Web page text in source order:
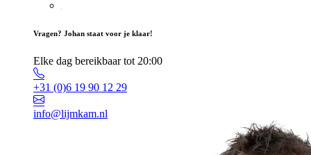
Vragen? Johan staat voor je klaar!
Elke dag bereikbaar tot 20:00
+31 (0)6 19 90 12 29
info@lijmkam.nl